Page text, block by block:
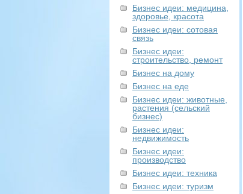
Бизнес идеи: медицина,
здоровье, красота
Бизнес идеи: сотовая
связь
Бизнес идеи:
строительство, ремонт
Бизнес на дому
Бизнес на еде
Бизнес идеи: животные,
растения (сельский
бизнес)
Бизнес идеи:
недвижимость
Бизнес идеи:
производство
Бизнес идеи: техника
Бизнес идеи: туризм